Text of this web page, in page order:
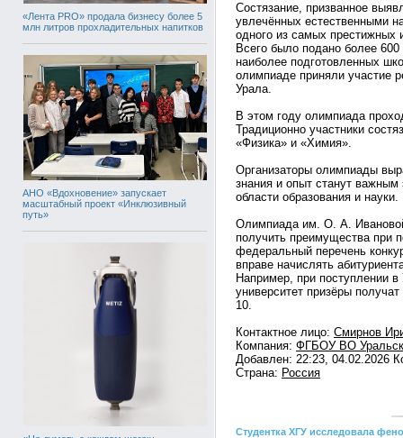
«Лента PRO» продала бизнесу более 5
млн литров прохладительных напитков
АНО «Вдохновение» запускает
масштабный проект «Инклюзивный
путь»
Состязание, призванное
увлечённых естественными
одного из самых престижных
Всего было подано более
наиболее подготовленных
олимпиаде приняли участие
Урала.
В этом году олимпиада
Традиционно участники
«Физика» и «Химия».
Организаторы олимпиады
знания и опыт станут
области образования и науки.
Олимпиада им. О. А.
получить преимущества при
федеральный перечень
вправе начислять
Например, при поступлении в
университет призёры
10.
Контактное лицо: Смирнов
Компания: ФГБОУ ВО
Добавлен: 22:23, 04.02.2026
Страна: Россия
Студентка ХГУ исследовала